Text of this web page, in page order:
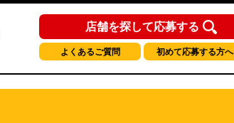
店舗を探して応募する
よくあるご質問 初めて応募する方へ